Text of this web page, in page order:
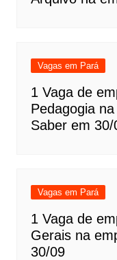
Vagas em Pará
1 Vaga de
Pedagogia
Saber em 30/
Vagas em Pará
1 Vaga de
Gerais na
30/09